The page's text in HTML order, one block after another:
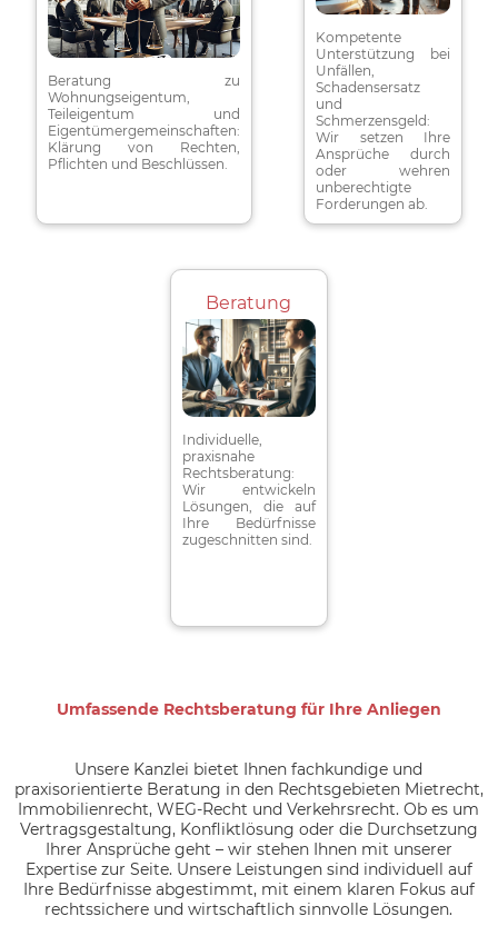
Beratung zu
Wohnungseigentum,
Teileigentum und
Eigentümergemeinschaften:
Klärung von Rechten,
Pflichten und Beschlüssen.
Kompetente
Unterstützung bei
Unfällen,
Schadensersatz
und
Schmerzensgeld:
Wir setzen Ihre
Ansprüche durch
oder wehren
unberechtigte
Forderungen ab.
Beratung
Individuelle,
praxisnahe
Rechtsberatung:
Wir entwickeln
Lösungen, die auf
Ihre Bedürfnisse
zugeschnitten sind.
Umfassende Rechtsberatung für Ihre Anliegen
Unsere Kanzlei bietet Ihnen fachkundige und
praxisorientierte Beratung in den Rechtsgebieten Mietrecht,
Immobilienrecht, WEG-Recht und Verkehrsrecht. Ob es um
Vertragsgestaltung, Konfliktlösung oder die Durchsetzung
Ihrer Ansprüche geht – wir stehen Ihnen mit unserer
Expertise zur Seite. Unsere Leistungen sind individuell auf
Ihre Bedürfnisse abgestimmt, mit einem klaren Fokus auf
rechtssichere und wirtschaftlich sinnvolle Lösungen.